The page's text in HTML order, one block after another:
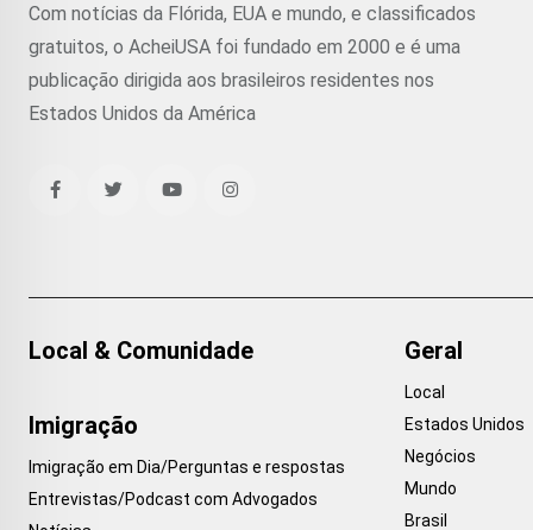
Com notícias da Flórida, EUA e mundo, e classificados
gratuitos, o AcheiUSA foi fundado em 2000 e é uma
publicação dirigida aos brasileiros residentes nos
Estados Unidos da América
Local & Comunidade
Imigração
Imigração em Dia/Perguntas e respostas
Entrevistas/Podcast com Advogados
Geral
Local
Estados Unidos
Negócios
Mundo
Brasil